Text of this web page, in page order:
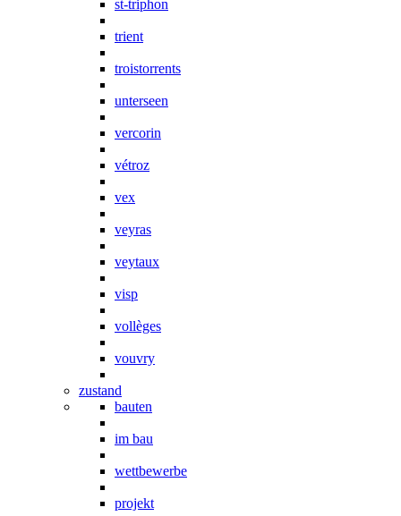
st-triphon
trient
troistorrents
unterseen
vercorin
vétroz
vex
veyras
veytaux
visp
vollèges
vouvry
zustand
bauten
im bau
wettbewerbe
projekt